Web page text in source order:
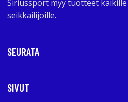
Siriussport myy tuotteet
seikkailijoille.
SEURATA
SIVUT